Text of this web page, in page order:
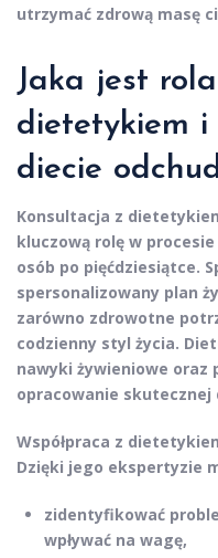
utrzymać zdrową masę
Jaka jest
dietetykiem i
diecie
Konsultacja z
kluczową rolę w
osób po pięćdziesiątce.
spersonalizowany plan
zarówno zdrowotne
codzienny styl życia.
nawyki żywieniowe oraz
opracowanie skutecznej
Współpraca z
Dzięki jego ekspertyzie
zidentyfikować
wpływać na wagę,